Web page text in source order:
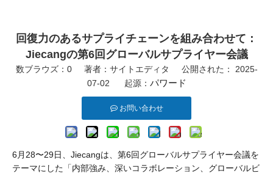
回復力のあるサプライチェーンを組み合わせて：
Jiecangの第6回グローバルサプライヤー会議
数ブラウズ： 0著者：サイトエディタ 公開された： 2025-
07-02 起源： パワード
お問い合わせ
6月28〜29日、Jiecangは、第6回グローバルサプライヤー会議を
テーマにした「内部強み、深いコラボレーション、グローバルビ